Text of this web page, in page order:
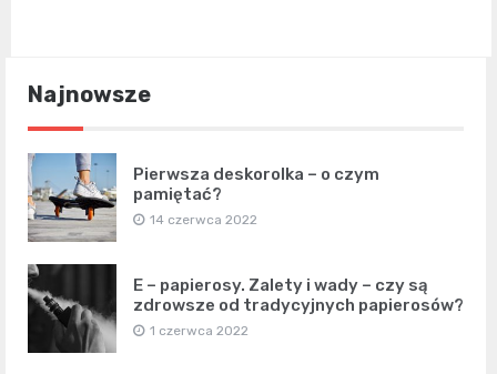
Najnowsze
Pierwsza deskorolka – o czym
pamiętać?
14 czerwca 2022
E – papierosy. Zalety i wady – czy są
zdrowsze od tradycyjnych papierosów?
1 czerwca 2022